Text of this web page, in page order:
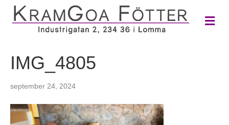
M
e
IMG_4805
september 24, 2024